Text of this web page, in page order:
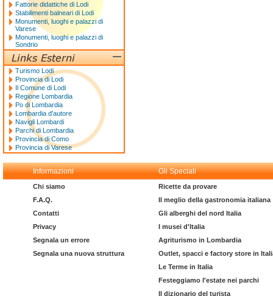
Fattorie didattiche di Lodi
Stabilimenti balneari di Lodi
Monumenti, luoghi e palazzi di
Varese
Monumenti, luoghi e palazzi di
Sondrio
Turismo Lodi
Provincia di Lodi
Il Comune di Lodi
Regione Lombardia
Po di Lombardia
Lombardia d'autore
Navigli Lombardi
Parchi di Lombardia
Provincia di Como
Provincia di Varese
Informazioni Gli Speciali
Chi siamo
F.A.Q.
Contatti
Privacy
Segnala un errore
Segnala una nuova struttura
Ricette da provare
Il meglio della gastronomia italiana
Gli alberghi del nord Italia
I musei d'Italia
Agriturismo in Lombardia
Outlet, spacci e factory store in
Le Terme in Italia
Festeggiamo l'estate nei parchi
Il dizionario del turista